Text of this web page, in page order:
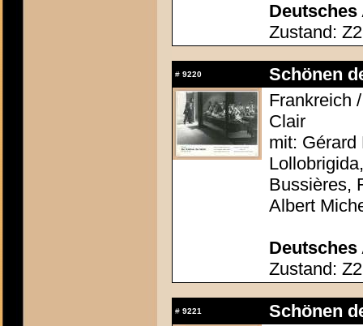
Deutsches
Zustand: Z2
# 9220
Schönen
Frankreich
Clair
mit: Gérard
Bussières,
Albert
Deutsches
Zustand: Z2
# 9221
Schönen